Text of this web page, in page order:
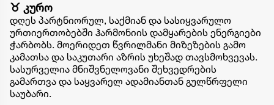
♉ კურო
დღეს პარტნიორულ, საქმიან და სასიყვარულო
ურთიერთობებში ჰარმონიის დამყარების ენერგიები
ჭარბობს. მოერიდეთ წვრილმანი მიზეზების გამო
კამათსა და საკუთარი აზრის უხეშად თავსმოხვევას.
სასურველია მნიშვნელოვანი შეხვედრების
გამართვა და საყვარელ ადამიანთან გულწრფელი
საუბარი.